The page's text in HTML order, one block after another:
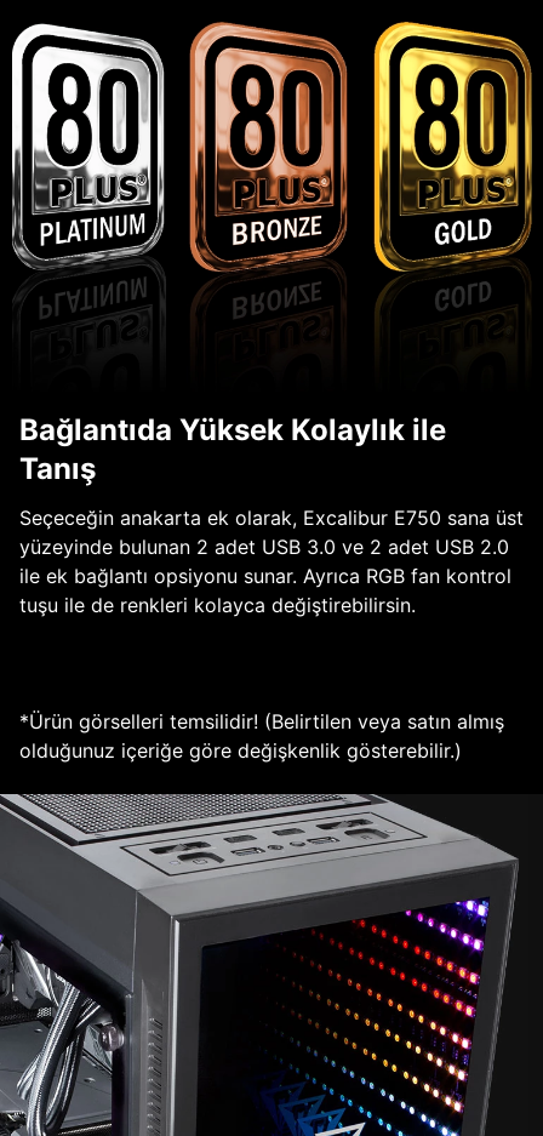
Bağlantıda Yüksek Kolaylık ile
Tanış
Seçeceğin anakarta ek olarak, Excalibur E750 sana üst
yüzeyinde bulunan 2 adet USB 3.0 ve 2 adet USB 2.0
ile ek bağlantı opsiyonu sunar. Ayrıca RGB fan kontrol
tuşu ile de renkleri kolayca değiştirebilirsin.
*Ürün görselleri temsilidir! (Belirtilen veya satın almış
olduğunuz içeriğe göre değişkenlik gösterebilir.)